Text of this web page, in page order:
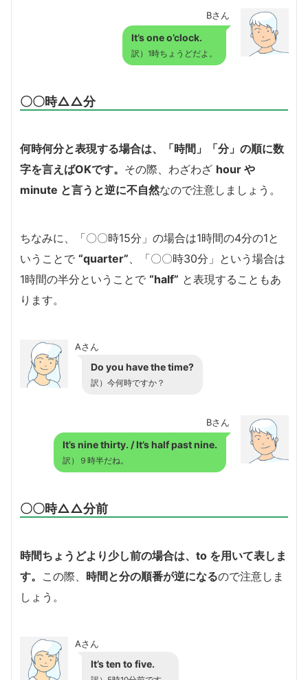
Bさん
It’s one o’clock.
訳）1時ちょうどだよ。
〇〇時△△分
何時何分と表現する場合は、「時間」「分」の順に数
字を言えばOKです。 その際、わざわざ hour や
minute と言うと逆に不自然なので注意しましょう。
ちなみに、「〇〇時15分」の場合は1時間の4分の1と
いうことで “quarter”、「〇〇時30分」という場合は
1時間の半分ということで “half” と表現することもあ
ります。
Aさん
Do you have the time?
訳）今何時ですか？
Bさん
It’s nine thirty. / It’s half past nine.
訳）９時半だね。
〇〇時△△分前
時間ちょうどより少し前の場合は、to を用いて表しま
す。 この際、 時間と分の順番が逆になるので注意しま
しょう。
Aさん
It’s ten to five.